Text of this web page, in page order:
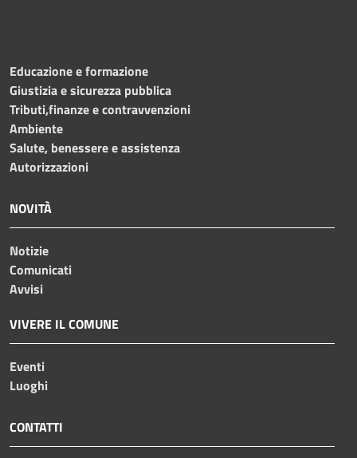
Educazione e formazione
Giustizia e sicurezza pubblica
Tributi,finanze e contravvenzioni
Ambiente
Salute, benessere e assistenza
Autorizzazioni
NOVITÀ
Notizie
Comunicati
Avvisi
VIVERE IL COMUNE
Eventi
Luoghi
CONTATTI